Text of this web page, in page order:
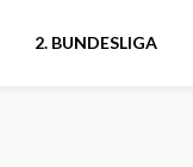
2. BUNDESLIGA